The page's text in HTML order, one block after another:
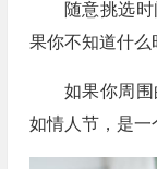
随意挑选
果你不知道什么
如果你周
如情人节，是一